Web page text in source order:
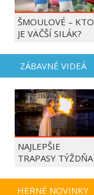
ŠMOULOVÉ – KTO
JE VÄČŠÍ SILÁK?
ZÁBAVNÉ VIDEÁ
NAJLEPŠIE
TRAPASY TÝŽDŇA
HERNÉ NOVINKY